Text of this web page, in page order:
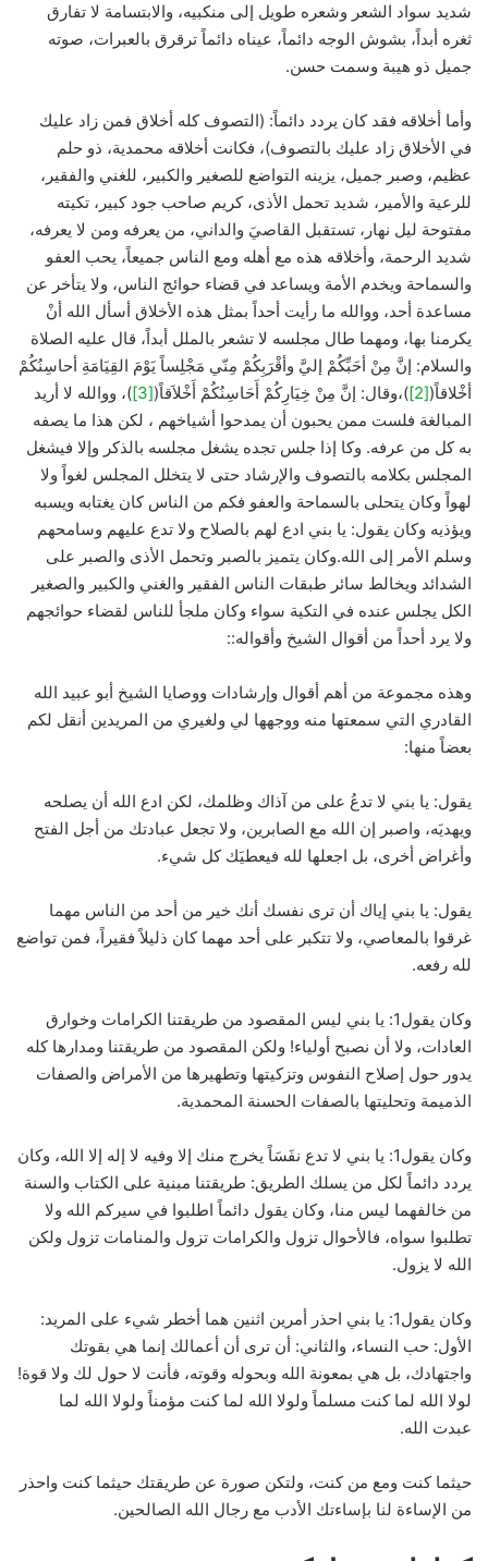
شديد سواد الشعر وشعره طويل إلى منكبيه، والابتسامة لا تفارق
ثغره أبداً، بشوش الوجه دائماً، عيناه دائماً ترقرق بالعبرات، صوته
جميل ذو هيبة وسمت حسن.
وأما أخلاقه فقد كان يردد دائماً: (التصوف كله أخلاق فمن زاد عليك
في الأخلاق زاد عليك بالتصوف)، فكانت أخلاقه محمدية، ذو حلم
عظيم، وصبر جميل، يزينه التواضع للصغير والكبير، للغني والفقير،
للرعية والأمير، شديد تحمل الأذى، كريم صاحب جود كبير، تكيته
مفتوحة ليل نهار، تستقبل القاصيَ والداني، من يعرفه ومن لا يعرفه،
شديد الرحمة، وأخلاقه هذه مع أهله ومع الناس جميعاً، يحب العفو
والسماحة ويخدم الأمة ويساعد في قضاء حوائج الناس، ولا يتأخر عن
مساعدة أحد، ووالله ما رأيت أحداً بمثل هذه الأخلاق أسأل الله أنْ
يكرمنا بها، ومهما طال مجلسه لا تشعر بالملل أبداً، قال عليه الصلاة
والسلام: إنَّ مِنْ أحَبِّكُمْ إليَّ وأقْرَبِكُمْ مِنّي مَجْلِساً يَوْمَ القِيَامَةِ أحاسِنُكُمْ
أخْلاقاً([2] )،وقال: إنَّ مِنْ خِيَارِكُمْ أَحَاسِنُكُمْ أَخْلاَقاً([3]
)، ووالله لا أريد
المبالغة فلست ممن يحبون أن يمدحوا أشياخهم ، لكن هذا ما يصفه
به كل من عرفه. وكا إذا جلس تجده يشغل مجلسه بالذكر وإلا فيشغل
المجلس بكلامه بالتصوف والإرشاد حتى لا يتخلل المجلس لغواً ولا
لهواً وكان يتحلى بالسماحة والعفو فكم من الناس كان يغتابه ويسبه
ويؤذيه وكان يقول: يا بني ادع لهم بالصلاح ولا تدع عليهم وسامحهم
وسلم الأمر إلى الله.وكان يتميز بالصبر وتحمل الأذى والصبر على
الشدائد ويخالط سائر طبقات الناس الفقير والغني والكبير والصغير
الكل يجلس عنده في التكية سواء وكان ملجأ للناس لقضاء حوائجهم
ولا يرد أحداً من أقوال الشيخ وأقواله::
وهذه مجموعة من أهم أقوال وإرشادات ووصايا الشيخ أبو عبيد الله
القادري التي سمعتها منه ووجهها لي ولغيري من المريدين أنقل لكم
بعضاً منها:
يقول: يا بني لا تدعُ على من آذاك وظلمك، لكن ادع الله أن يصلحه
ويهديَه، واصبر إن الله مع الصابرين، ولا تجعل عبادتك من أجل الفتح
وأغراض أخرى، بل اجعلها لله فيعطيَك كل شيء.
يقول: يا بني إياك أن ترى نفسك أنك خير من أحد من الناس مهما
غرقوا بالمعاصي، ولا تتكبر على أحد مهما كان ذليلاً فقيراً، فمن تواضع
لله رفعه.
وكان يقول1: يا بني ليس المقصود من طريقتنا الكرامات وخوارق
العادات، ولا أن نصبح أولياء! ولكن المقصود من طريقتنا ومدارها كله
يدور حول إصلاح النفوس وتزكيتها وتطهيرها من الأمراض والصفات
الذميمة وتحليتها بالصفات الحسنة المحمدية.
وكان يقول1: يا بني لا تدع نفَسَاً يخرج منك إلا وفيه لا إله إلا الله، وكان
يردد دائماً لكل من يسلك الطريق: طريقتنا مبنية على الكتاب والسنة
من خالفهما ليس منا، وكان يقول دائماً اطلبوا في سيركم الله ولا
تطلبوا سواه، فالأحوال تزول والكرامات تزول والمنامات تزول ولكن
الله لا يزول.
وكان يقول1: يا بني احذر أمرين اثنين هما أخطر شيء على المريد:
الأول: حب النساء، والثاني: أن ترى أن أعمالك إنما هي بقوتك
واجتهادك، بل هي بمعونة الله وبحوله وقوته، فأنت لا حول لك ولا قوة!
لولا الله لما كنت مسلماً ولولا الله لما كنت مؤمناً ولولا الله لما
عبدت الله.
حيثما كنت ومع من كنت، ولتكن صورة عن طريقتك حيثما كنت واحذر
من الإساءة لنا بإساءتك الأدب مع رجال الله الصالحين.